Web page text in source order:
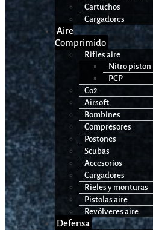
Cartuchos
Cargadores
Aire
Comprimido
Rifles aire
Nitro piston
PCP
Co2
Airsoft
Bombines
Compresores
Postones
Scubas
Accesorios
Cargadores
Rieles y monturas
Pistolas aire
Revólveres aire
Defensa